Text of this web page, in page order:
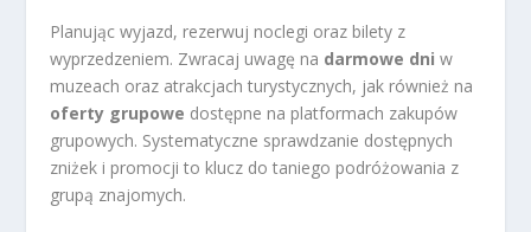
Planując wyjazd, rezerwuj noclegi oraz bilety z
wyprzedzeniem. Zwracaj uwagę na darmowe dni w
muzeach oraz atrakcjach turystycznych, jak również na
oferty grupowe dostępne na platformach zakupów
grupowych. Systematyczne sprawdzanie dostępnych
zniżek i promocji to klucz do taniego podróżowania z
grupą znajomych.